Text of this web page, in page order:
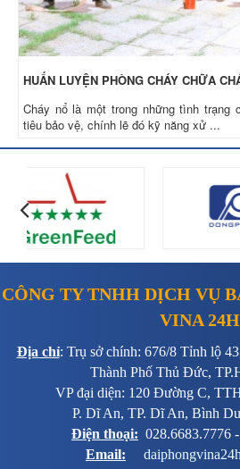
HUẤN LUYỆN PHÒNG CHÁY CHỮA
Cháy nổ là một trong những tình trạng
tiêu bảo vệ, chính lẽ đó kỹ năng xử ...
CÔNG TY TNHH DỊCH VỤ
VINA 24H
Địa chỉ: Trụ sở chính: 676/8 Tỉnh lộ
Thành Phố Thủ Đức,
VP đại diện: 120 Đường C,
P. Dĩ An, TP. Dĩ An, Bình
Điện thoại: 028.6683.7776
Email: